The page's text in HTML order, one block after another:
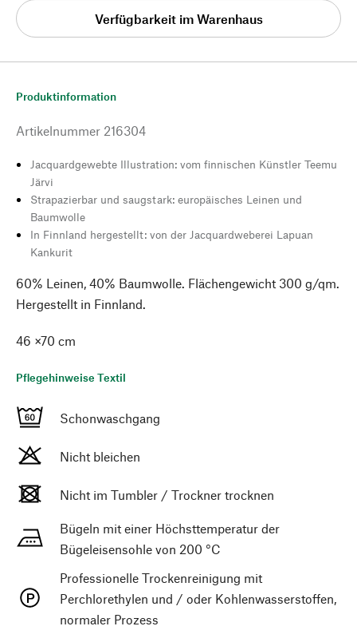
Verfügbarkeit im Warenhaus
Produktinformation
Artikelnummer 216304
Jacquardgewebte Illustration: vom finnischen Künstler Teemu
Järvi
Strapazierbar und saugstark: europäisches Leinen und
Baumwolle
In Finnland hergestellt: von der Jacquardweberei Lapuan
Kankurit
60% Leinen, 40% Baumwolle. Flächengewicht 300 g/qm.
Hergestellt in Finnland.
46 ×70 cm
Pflegehinweise Textil
Schonwaschgang
Nicht bleichen
Nicht im Tumbler / Trockner trocknen
Bügeln mit einer Höchsttemperatur der
Bügeleisensohle von 200 °C
Professionelle Trockenreinigung mit
Perchlorethylen und / oder Kohlenwasserstoffen,
normaler Prozess